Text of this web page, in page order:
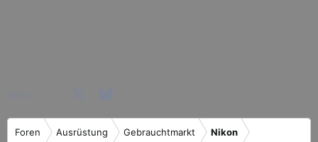
Foren Ausrüstung Gebrauchtmarkt Nikon